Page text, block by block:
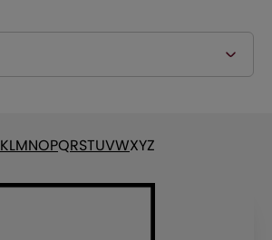
KLMNOPQRSTUVWXYZ